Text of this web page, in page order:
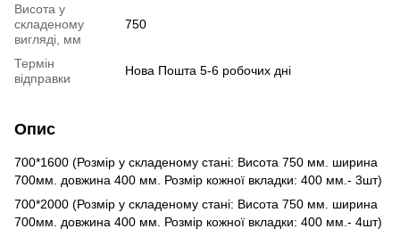
Висота у
складеному
вигляді, мм
750
Термін
відправки
Нова Пошта 5-6 робочих дні
Опис
700*1600 (Розмір у складеному стані: Висота 750 мм. ширина
700мм. довжина 400 мм. Розмір кожної вкладки: 400 мм.- 3шт)
700*2000 (Розмір у складеному стані: Висота 750 мм. ширина
700мм. довжина 400 мм. Розмір кожної вкладки: 400 мм.- 4шт)